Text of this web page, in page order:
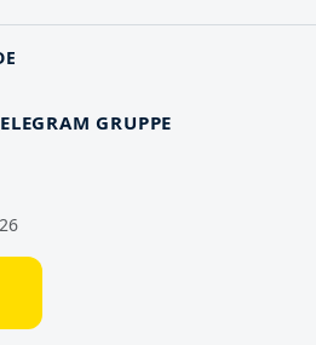
GRUPPE